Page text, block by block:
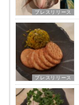
プレスリリース
プレスリリース